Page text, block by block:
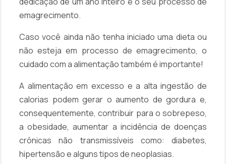
emagrecimento.
Caso você ainda não tenha iniciado uma dieta ou
não esteja em processo de emagrecimento, o
cuidado com a alimentação também é importante!
A alimentação em excesso e a alta ingestão de
calorias podem gerar o aumento de gordura e,
consequentemente, contribuir para o sobrepeso,
a obesidade, aumentar a incidência de doenças
crônicas não transmissíveis como: diabetes,
hipertensão e alguns tipos de neoplasias.